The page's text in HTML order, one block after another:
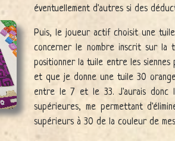
éventuellement d'autres si des
Puis, le joueur actif choisit une
concerner le nombre inscrit sur la
positionner la tuile entre les siennes
et que je donne une tuile 30
entre le 7 et le 33. J'aurais donc
supérieures, me permettant
supérieurs à 30 de la couleur de